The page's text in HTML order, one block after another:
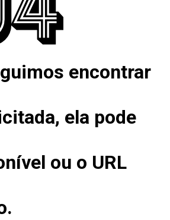
encontrar
ela pode
ou o URL